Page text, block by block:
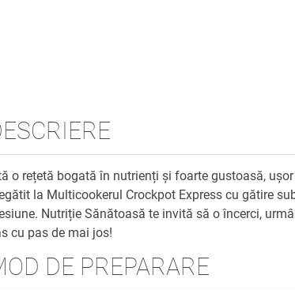
o rețetă bogată în nutrienți și foarte gustoasă,
la Multicookerul Crockpot Express cu gătire
Nutriție Sănătoasă te invită să o încerci,
cu pas de mai jos!
DE PREPARARE